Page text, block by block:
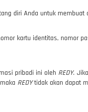
diri Anda untuk membuat
kartu identitas, nomor
pribadi ini oleh REDY.
REDYtidak akan dapat